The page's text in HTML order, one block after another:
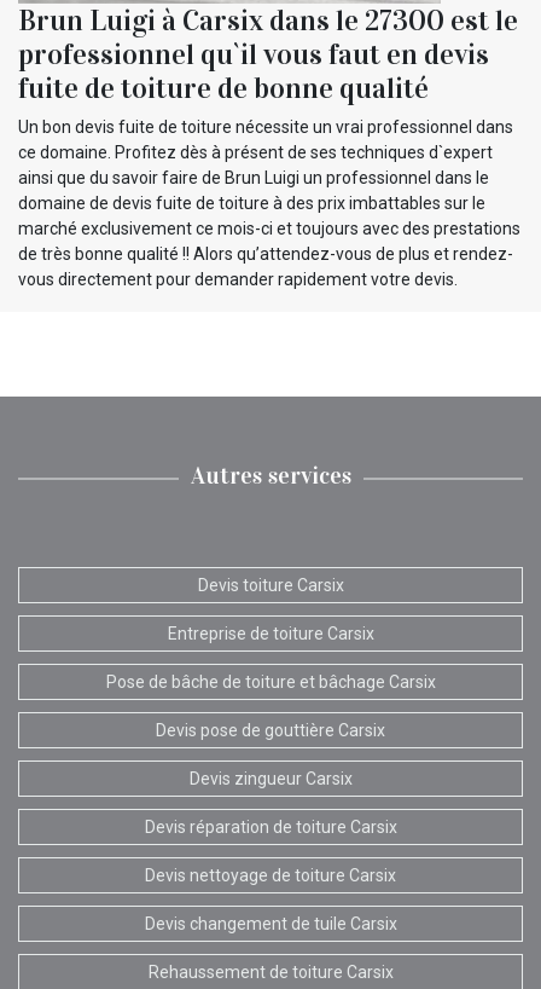
Brun Luigi à Carsix dans le 27300 est le
professionnel qu`il vous faut en devis
fuite de toiture de bonne qualité
Un bon devis fuite de toiture nécessite un vrai professionnel dans
ce domaine. Profitez dès à présent de ses techniques d`expert
ainsi que du savoir faire de Brun Luigi un professionnel dans le
domaine de devis fuite de toiture à des prix imbattables sur le
marché exclusivement ce mois-ci et toujours avec des prestations
de très bonne qualité !! Alors qu’attendez-vous de plus et rendez-
vous directement pour demander rapidement votre devis.
Autres services
Devis toiture Carsix
Entreprise de toiture Carsix
Pose de bâche de toiture et bâchage Carsix
Devis pose de gouttière Carsix
Devis zingueur Carsix
Devis réparation de toiture Carsix
Devis nettoyage de toiture Carsix
Devis changement de tuile Carsix
Rehaussement de toiture Carsix